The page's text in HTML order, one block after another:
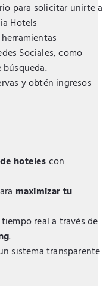
para solicitar unirte
Hotels
Sociales, como
y obtén ingresos
hotelescon
maximizar tu
real a través de
.
sistema transparente